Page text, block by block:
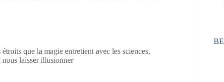
que la magie entretient avec les sciences,
nous laisser illusionner